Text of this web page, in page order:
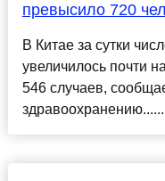
превысило 720
В Китае за сутки
увеличилось почти
546 случаев,
здравоохранению......